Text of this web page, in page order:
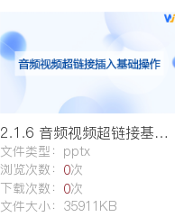
2.1.6 音频视频超链接基本操作
文件类型：pptx
浏览次数： 0次
下载次数： 0次
文件大小：35911KB